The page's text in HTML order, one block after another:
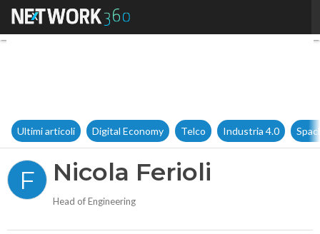
Nicola Ferioli
Ultimi articoli Digital Economy Telco Industria 4.0
F Nicola Ferioli
Head of Engineering